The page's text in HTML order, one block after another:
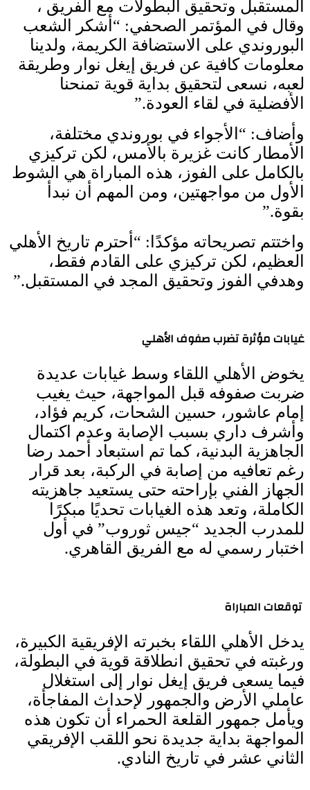
المستقبل وتحقيق البطولات مع الفريق ،
وقال في المؤتمر الصحفي: “أشكر الشعب
البوروندي على الاستضافة الكريمة، ولدينا
معلومات كافية عن فريق إيغل نوار وطريقة
لعبه، نسعى لتحقيق بداية قوية تمنحنا
الأفضلية في لقاء العودة.”
وأضاف: “الأجواء في بوروندي مختلفة،
الأمطار كانت غزيرة بالأمس، لكن تركيزي
بالكامل على الفوز، هذه المباراة هي الشوط
الأول من مواجهتين، ومن المهم أن نبدأ
بقوة.”
واختتم تصريحاته مؤكدًا: “أحترم تاريخ الأهلي
العظيم، لكن تركيزي على القادم فقط،
وهدفي الفوز وتحقيق المجد في المستقبل.”
غيابات مؤثرة تضرب صفوف الأهلي
يخوض الأهلي اللقاء وسط غيابات عديدة
ضربت صفوفه قبل المواجهة، حيث يغيب
إمام عاشور، حسين الشحات، كريم فؤاد،
وأشرف داري بسبب الإصابة وعدم اكتمال
الجاهزية البدنية، كما تم استبعاد أحمد رضا
رغم تعافيه من إصابة في الركبة، بعد قرار
الجهاز الفني بإراحته حتى يستعيد جاهزيته
الكاملة، وتعد هذه الغيابات تحديًا مبكرًا
للمدرب الجديد “جيس ثوروب” في أول
اختبار رسمي له مع الفريق القاهري.
توقعات المباراة
يدخل الأهلي اللقاء بخبرته الإفريقية الكبيرة،
ورغبته في تحقيق انطلاقة قوية في البطولة،
فيما يسعى فريق إيغل نوار إلى استغلال
عاملي الأرض والجمهور لإحداث المفاجأة،
ويأمل جمهور القلعة الحمراء أن تكون هذه
المواجهة بداية جديدة نحو اللقب الإفريقي
الثاني عشر في تاريخ النادي.